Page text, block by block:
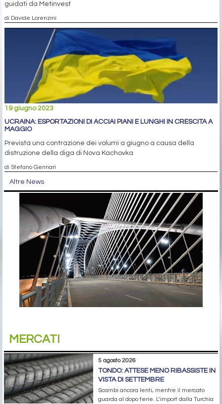
guidati da Metinvest
di Davide Lorenzini
19 giugno 2023
UCRAINA: ESPORTAZIONI DI ACCIAI PIANI E LUNGHI IN CRESCITA A
MAGGIO
Prevista una contrazione dei volumi a giugno a causa della
distruzione della diga di Nova Kachovka
di Stefano Gennari
Altre News
MERCATI
5 agosto 2026
TONDO: ATTESE MENO RIBASSISTE IN
VISTA DI SETTEMBRE
Scambi ancora lenti, mentre il mercato
guarda al dopo ferie. L’import dalla Turchia